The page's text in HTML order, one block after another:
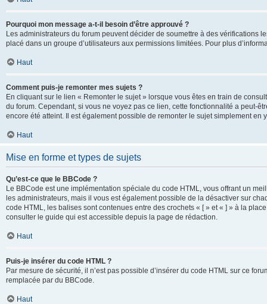
Pourquoi mon message a-t-il besoin d’être approuvé ?
Les administrateurs du forum peuvent décider de soumettre à des vérifications
placé dans un groupe d’utilisateurs aux permissions limitées. Pour plus
Haut
Comment puis-je remonter mes sujets ?
En cliquant sur le lien « Remonter le sujet » lorsque vous êtes en train de
du forum. Cependant, si vous ne voyez pas ce lien, cette fonctionnalité a peut-
encore été atteint. Il est également possible de remonter le sujet simplement
Haut
Mise en forme et types de sujets
Qu’est-ce que le BBCode ?
Le BBCode est une implémentation spéciale du code HTML, vous offrant un
les administrateurs, mais il vous est également possible de la désactiver sur
code HTML, les balises sont contenues entre des crochets « [ » et « ] » à la
consulter le guide qui est accessible depuis la page de rédaction.
Haut
Puis-je insérer du code HTML ?
Par mesure de sécurité, il n’est pas possible d’insérer du code HTML sur ce
remplacée par du BBCode.
Haut